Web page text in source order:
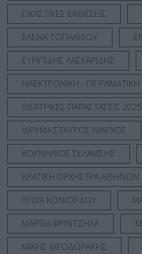
ΕΙΚΑΣΤΙΚΕΣ ΕΚΘΕΣΕΙΣ
ΕΛΕΝΑ ΤΟΠΑΛΙΔΟΥ
ΕΥΡΙΠΙΔΗΣ ΛΑΣΚΑΡΙΔΗΣ
ΗΛΕΚΤΡΟΝΙΚΗ - ΠΕΙΡΑΜΑΤΙΚΗ
ΘΕΑΤΡΙΚΕΣ ΠΑΡΑΣΤΑΣΕΙΣ
ΙΔΡΥΜΑ ΣΤΑΥΡΟΣ ΝΙΑΡΧΟΣ
ΚΟΡΝΗΛΙΟΣ ΣΕΛΑΜΣΗΣ
ΚΡΑΤΙΚΗ ΟΡΧΗΣΤΡΑ ΑΘΗΝΩΝ
ΛΥΔΙΑ ΚΟΝΙΟΡΔΟΥ
ΜΑΡΘΑ ΦΡΙΝΤΖΗΛΑ
ΜΙΚΗΣ ΘΕΟΔΩΡΑΚΗΣ